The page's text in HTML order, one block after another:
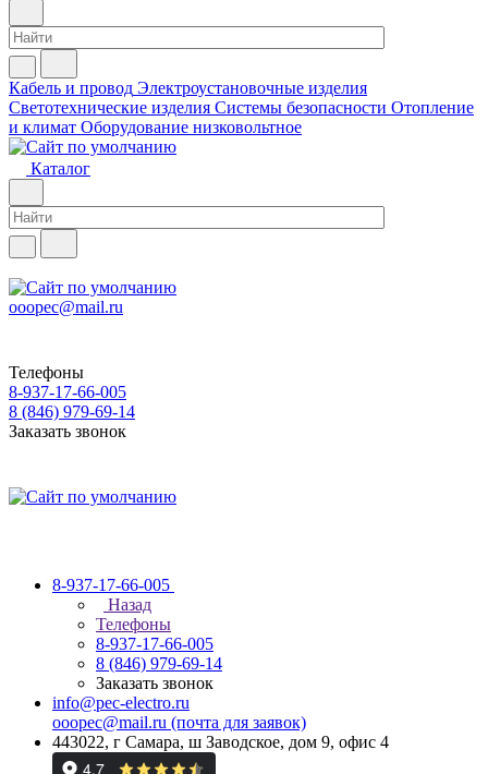
Кабель и провод Электроустановочные изделия
Светотехнические изделия Системы безопасности Отопление
и климат Оборудование низковольтное
Каталог
ooopec@mail.ru
Телефоны
8-937-17-66-005
8 (846) 979-69-14
Заказать звонок
8-937-17-66-005
Назад
Телефоны
8-937-17-66-005
8 (846) 979-69-14
Заказать звонок
info@pec-electro.ru
ooopec@mail.ru (почта для заявок)
443022, г Самара, ш Заводское, дом 9, офис 4